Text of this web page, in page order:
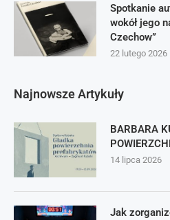
Spotkanie
wokół jego
Czechow”
22 lutego 2026
Najnowsze Artykuły
BARBARA
14 lipca 2026
Jak